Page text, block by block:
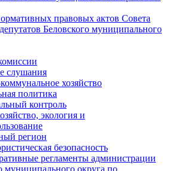
правовых актов Совета
Беловского муниципального
слушания
хозяйство
политика
контроль
экология и
регион
безопасность
регламенты администрации
муниципального округа по